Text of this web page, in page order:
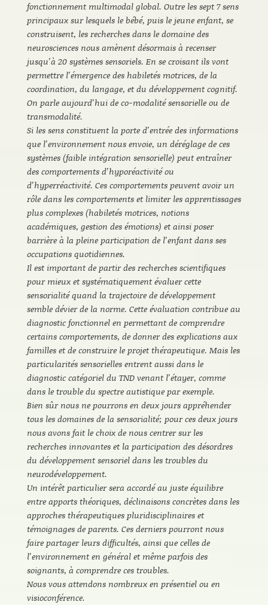
fonctionnement multimodal global. Outre les sept 7 sens
principaux sur lesquels le bébé, puis le jeune enfant, se
construisent, les recherches dans le domaine des
neurosciences nous amènent désormais à recenser
jusqu’à 20 systèmes sensoriels. En se croisant ils vont
permettre l’émergence des habiletés motrices, de la
coordination, du langage, et du développement cognitif.
On parle aujourd’hui de co-modalité sensorielle ou de
transmodalité.
Si les sens constituent la porte d’entrée des informations
que l’environnement nous envoie, un déréglage de ces
systèmes (faible intégration sensorielle) peut entraîner
des comportements d’hyporéactivité ou
d’hyperréactivité. Ces comportements peuvent avoir un
rôle dans les comportements et limiter les apprentissages
plus complexes (habiletés motrices, notions
académiques, gestion des émotions) et ainsi poser
barrière à la pleine participation de l’enfant dans ses
occupations quotidiennes.
Il est important de partir des recherches scientifiques
pour mieux et systématiquement évaluer cette
sensorialité quand la trajectoire de développement
semble dévier de la norme. Cette évaluation contribue au
diagnostic fonctionnel en permettant de comprendre
certains comportements, de donner des explications aux
familles et de construire le projet thérapeutique. Mais les
particularités sensorielles entrent aussi dans le
diagnostic catégoriel du TND venant l’étayer, comme
dans le trouble du spectre autistique par exemple.
Bien sûr nous ne pourrons en deux jours appréhender
tous les domaines de la sensorialité; pour ces deux jours
nous avons fait le choix de nous centrer sur les
recherches innovantes et la participation des désordres
du développement sensoriel dans les troubles du
neurodéveloppement.
Un intérêt particulier sera accordé au juste équilibre
entre apports théoriques, déclinaisons concrètes dans les
approches thérapeutiques pluridisciplinaires et
témoignages de parents. Ces derniers pourront nous
faire partager leurs difficultés, ainsi que celles de
l’environnement en général et même parfois des
soignants, à comprendre ces troubles.
Nous vous attendons nombreux en présentiel ou en
visioconférence.